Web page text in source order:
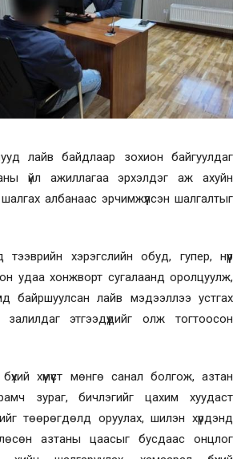
лайв байдлаар зохион байгуулдаг
үйл ажиллагаа эрхэлдэг аж ахуйн
албанаас эрчимжүүлсэн шалгалтыг
хэрэгслийн обуд, гупер, нүүр
удаа хонжворт сугалаанд оролцуулж,
байршуулсан лайв мэдээллээ устгах
этгээдүүдийг олж тогтоосон
бүхий хүмүүст мөнгө санал болгож, азтан
зураг, бичлэгийг цахим хуудаст
төөрөгдөлд оруулах, шилэн хүрдэнд
азтаны цаасыг бусдаас онцлог